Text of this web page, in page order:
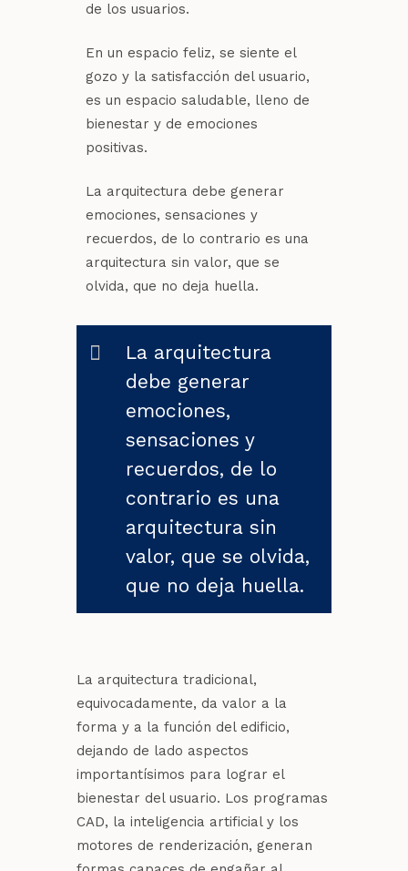
de los usuarios.
En un espacio feliz, se siente el
gozo y la satisfacción del usuario,
es un espacio saludable, lleno de
bienestar y de emociones
positivas.
La arquitectura debe generar
emociones, sensaciones y
recuerdos, de lo contrario es una
arquitectura sin valor, que se
olvida, que no deja huella.
La arquitectura
debe generar
emociones,
sensaciones y
recuerdos, de lo
contrario es una
arquitectura sin
valor, que se olvida,
que no deja huella.
La arquitectura tradicional,
equivocadamente, da valor a la
forma y a la función del edificio,
dejando de lado aspectos
importantísimos para lograr el
bienestar del usuario. Los programas
CAD, la inteligencia artificial y los
motores de renderización, generan